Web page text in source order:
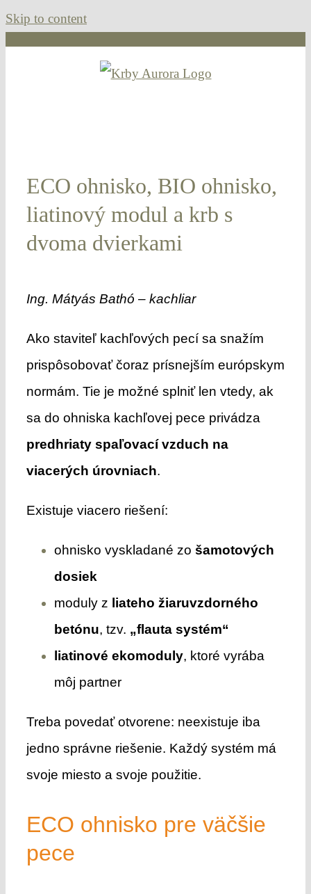
Skip to content
ECO ohnisko, BIO ohnisko,
liatinový modul a krb s
dvoma dvierkami
Ing. Mátyás Bathó – kachliar
Ako staviteľ kachľových pecí sa snažím
prispôsobovať čoraz prísnejším európskym
normám. Tie je možné splniť len vtedy, ak
sa do ohniska kachľovej pece privádza
predhriaty spaľovací vzduch na
viacerých úrovniach.
Existuje viacero riešení:
ohnisko vyskladané zo šamotových
dosiek
moduly z liateho žiaruvzdorného
betónu, tzv. „flauta systém“
liatinové ekomoduly, ktoré vyrába
môj partner
Treba povedať otvorene: neexistuje iba
jedno správne riešenie. Každý systém má
svoje miesto a svoje použitie.
ECO ohnisko pre väčšie
pece